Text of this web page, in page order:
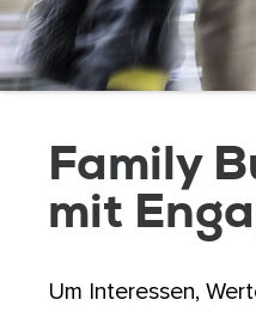
Family
mit
Um Interessen,